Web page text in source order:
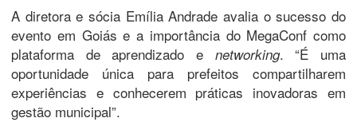
A diretora e sócia Emília Andrade avalia o sucesso do
evento em Goiás e a importância do MegaConf como
plataforma de aprendizado e networking. “É uma
oportunidade única para prefeitos compartilharem
experiências e conhecerem práticas inovadoras em
gestão municipal”.